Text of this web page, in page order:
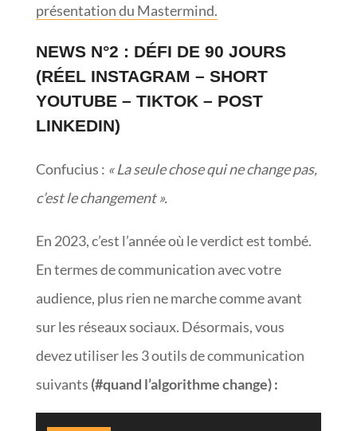
présentation du Mastermind.
NEWS N°2 : DÉFI DE 90 JOURS
(RÉEL INSTAGRAM – SHORT
YOUTUBE – TIKTOK – POST
LINKEDIN)
Confucius : « La seule chose qui ne change pas,
c’est le changement ».
En 2023, c’est l’année où le verdict est tombé.
En termes de communication avec votre
audience, plus rien ne marche comme avant
sur les réseaux sociaux. Désormais, vous
devez utiliser les 3 outils de communication
suivants (#quand l’algorithme change) :